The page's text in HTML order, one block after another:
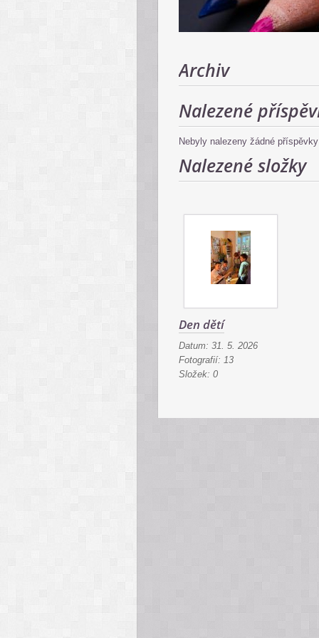
Archiv
Nalezené
Nebyly nalezeny žádné příspěvky
Nalezené složky
Den dětí
Datum: 31. 5. 2026
Fotografií: 13
Složek: 0